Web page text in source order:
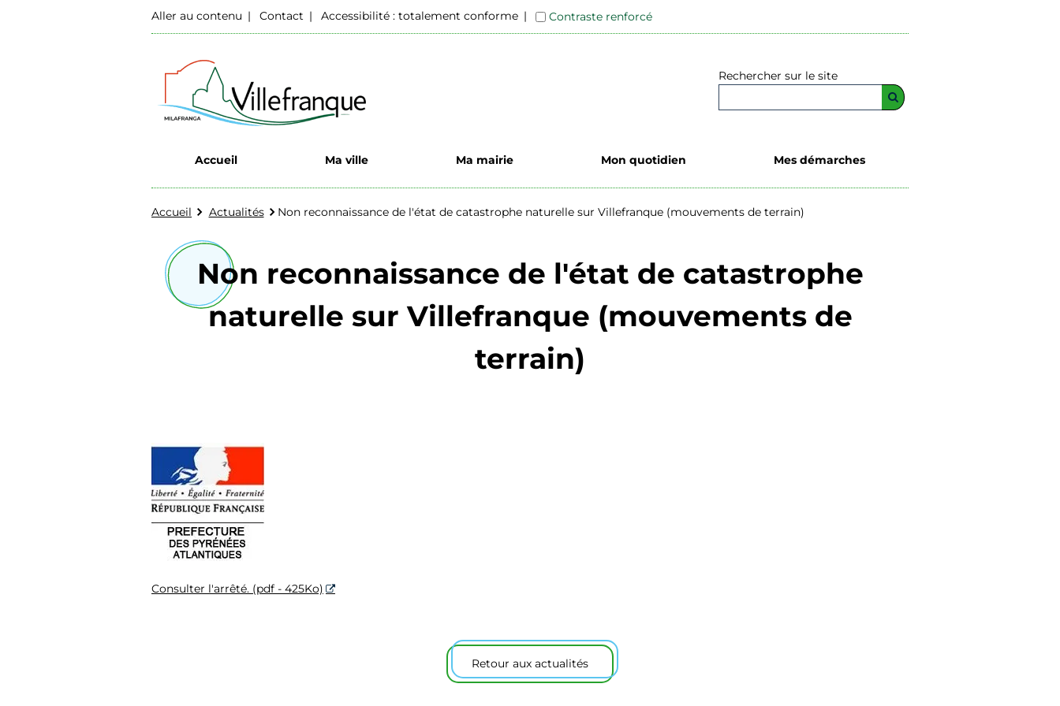
Aller au contenu Contact Accessibilité : totalement conforme Contraste renforcé
Rechercher sur le site
Accueil Ma ville Ma mairie Mon quotidien Mes démarches
Accueil Actualités Non reconnaissance de l'état de catastrophe naturelle sur Villefranque (mouvements de terrain)
Non reconnaissance de l'état de catastrophe
naturelle sur Villefranque (mouvements de
terrain)
Consulter l'arrêté. (pdf - 425Ko)
Retour aux actualités